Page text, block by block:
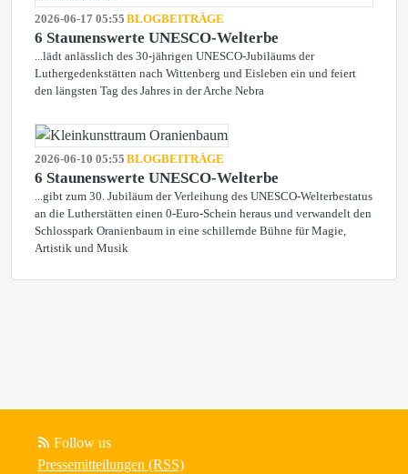
2026-06-17 05:55 BLOGBEITRÄGE
6 Staunenswerte UNESCO-Welterbe
...lädt anlässlich des 30-jährigen UNESCO-Jubiläums der
Luthergedenkstätten nach Wittenberg und Eisleben ein und feiert
den längsten Tag des Jahres in der Arche Nebra
2026-06-10 05:55 BLOGBEITRÄGE
6 Staunenswerte UNESCO-Welterbe
...gibt zum 30. Jubiläum der Verleihung des UNESCO-Welterbestatus
an die Lutherstätten einen 0-Euro-Schein heraus und verwandelt den
Schlosspark Oranienbaum in eine schillernde Bühne für Magie,
Artistik und Musik
Follow us
Pressemitteilungen (RSS)